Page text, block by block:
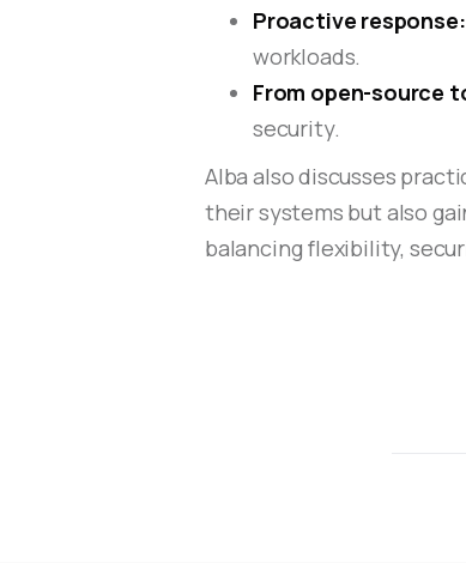
Proactive response:
workloads.
From open-source
security.
Alba also discusses
their systems but also
balancing flexibility,